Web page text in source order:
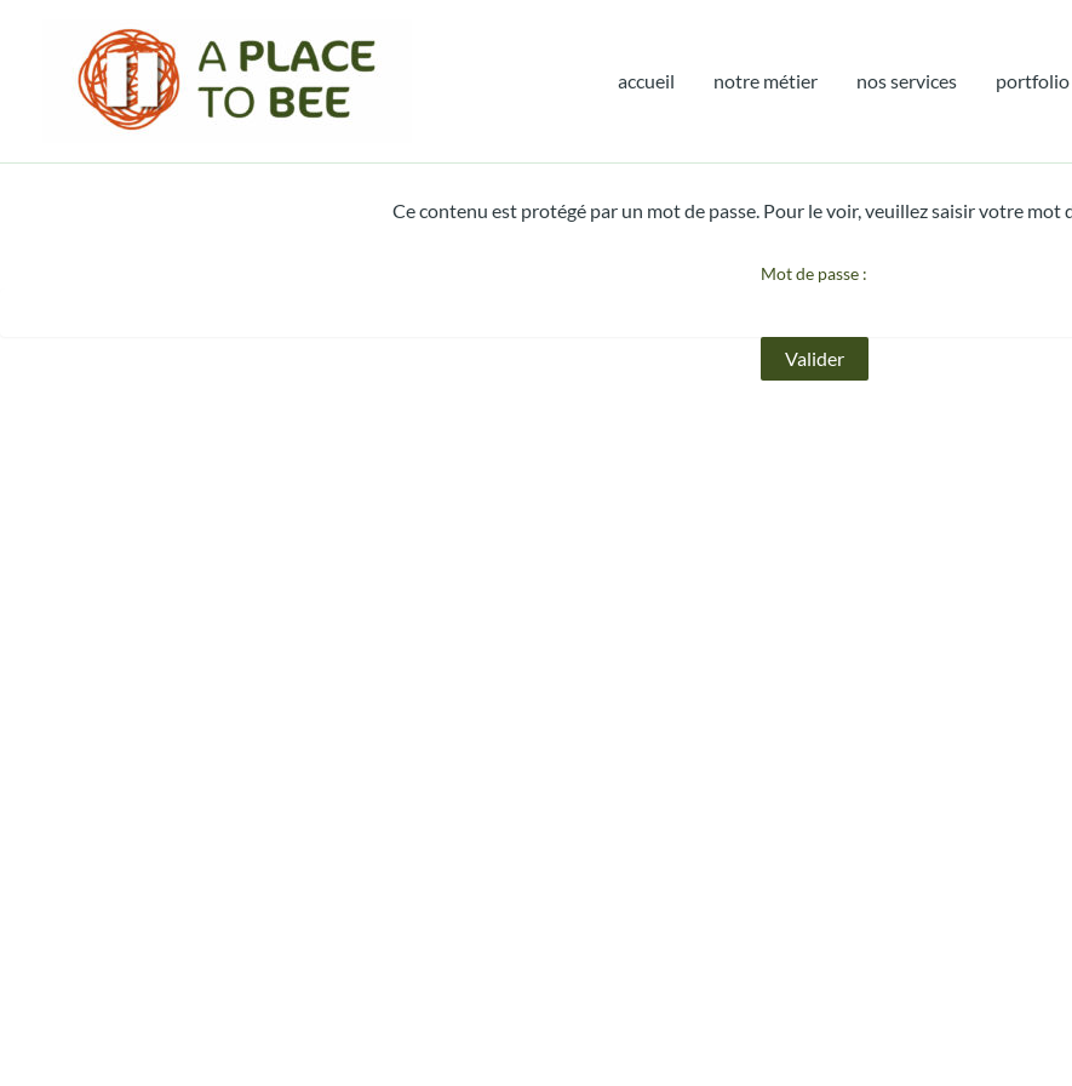
accueil notre métier nos services portfolio
Ce contenu est protégé par un mot de passe. Pour le voir, veuillez saisir votre mot
Mot de passe :